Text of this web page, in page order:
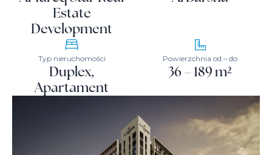
Estate
Development
Typ nieruchomości
Duplex,
Apartament
Powierzchnia od – do
36 – 189 m²